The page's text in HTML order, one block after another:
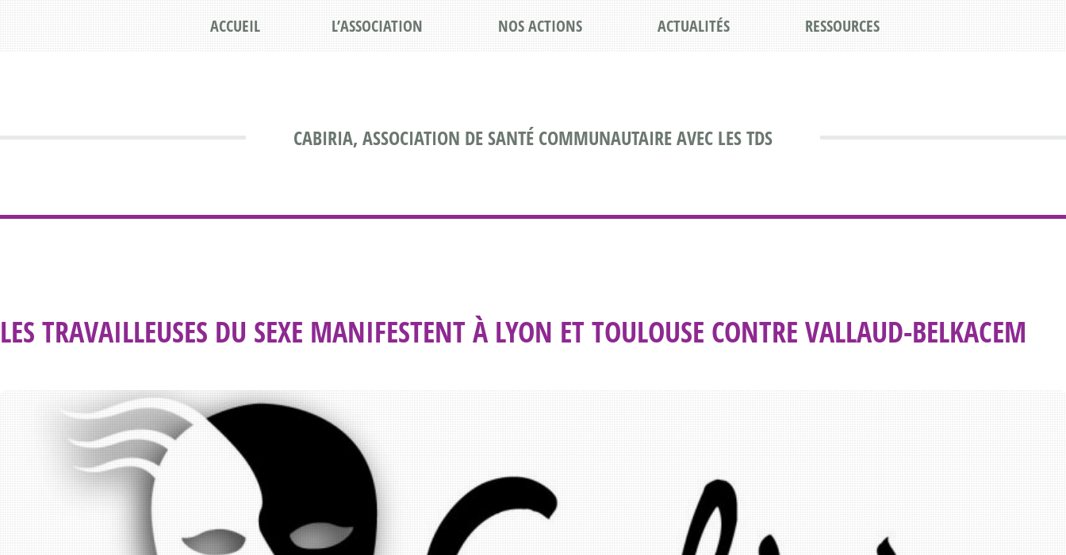
CABIRIA, ASSOCIATION DE SANTÉ COMMUNAUTAIRE AVEC LES TDS
ACCUEIL L’ASSOCIATION NOS ACTIONS ACTUALITÉS RESSOURCES
LES TRAVAILLEUSES DU SEXE MANIFESTENT À LYON ET TOULOUSE CONTRE VALLAUD-BELKACEM